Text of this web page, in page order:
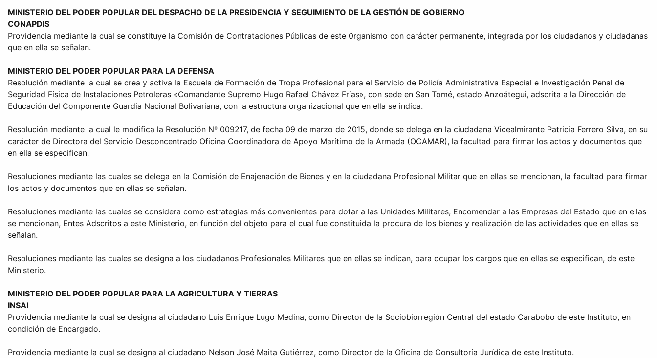
MINISTERIO DEL PODER POPULAR DEL DESPACHO DE LA PRESIDENCIA Y SEGUIMIENTO DE LA GESTIÓN DE GOBIERNO
CONAPDIS
Providencia mediante la cual se constituye la Comisión de Contrataciones Públicas de este 0rganismo con carácter permanente, integrada por los ciudadanos y ciudadanas
que en ella se señalan.
MINISTERIO DEL PODER POPULAR PARA LA DEFENSA
Resolución mediante la cual se crea y activa la Escuela de Formación de Tropa Profesional para el Servicio de Policía Administrativa Especial e Investigación Penal de
Seguridad Física de Instalaciones Petroleras «Comandante Supremo Hugo Rafael Chávez Frías», con sede en San Tomé, estado Anzoátegui, adscrita a la Dirección de
Educación del Componente Guardia Nacional Bolivariana, con la estructura organizacional que en ella se indica.
Resolución mediante la cual le modifica la Resolución Nº 009217, de fecha 09 de marzo de 2015, donde se delega en la ciudadana Vicealmirante Patricia Ferrero Silva, en su
carácter de Directora del Servicio Desconcentrado Oficina Coordinadora de Apoyo Marítimo de la Armada (OCAMAR), la facultad para firmar los actos y documentos que
en ella se especifican.
Resoluciones mediante las cuales se delega en la Comisión de Enajenación de Bienes y en la ciudadana Profesional Militar que en ellas se mencionan, la facultad para firmar
los actos y documentos que en ellas se señalan.
Resoluciones mediante las cuales se considera como estrategias más convenientes para dotar a las Unidades Militares, Encomendar a las Empresas del Estado que en ellas
se mencionan, Entes Adscritos a este Ministerio, en función del objeto para el cual fue constituida la procura de los bienes y realización de las actividades que en ellas se
señalan.
Resoluciones mediante las cuales se designa a los ciudadanos Profesionales Militares que en ellas se indican, para ocupar los cargos que en ellas se especifican, de este
Ministerio.
MINISTERIO DEL PODER POPULAR PARA LA AGRICULTURA Y TIERRAS
INSAI
Providencia mediante la cual se designa al ciudadano Luis Enrique Lugo Medina, como Director de la Sociobiorregión Central del estado Carabobo de este Instituto, en
condición de Encargado.
Providencia mediante la cual se designa al ciudadano Nelson José Maita Gutiérrez, como Director de la Oficina de Consultoría Jurídica de este Instituto.